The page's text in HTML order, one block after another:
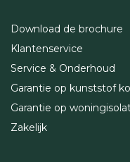
Download de brochure
Klantenservice
Service & Onderhoud
Garantie op kunststof
Garantie op
Zakelijk